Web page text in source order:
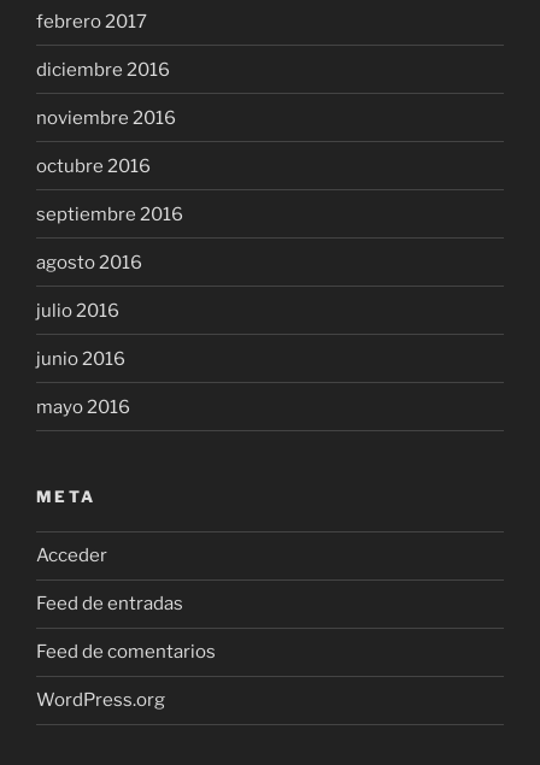
febrero 2017
diciembre 2016
noviembre 2016
octubre 2016
septiembre 2016
agosto 2016
julio 2016
junio 2016
mayo 2016
META
Acceder
Feed de entradas
Feed de comentarios
WordPress.org